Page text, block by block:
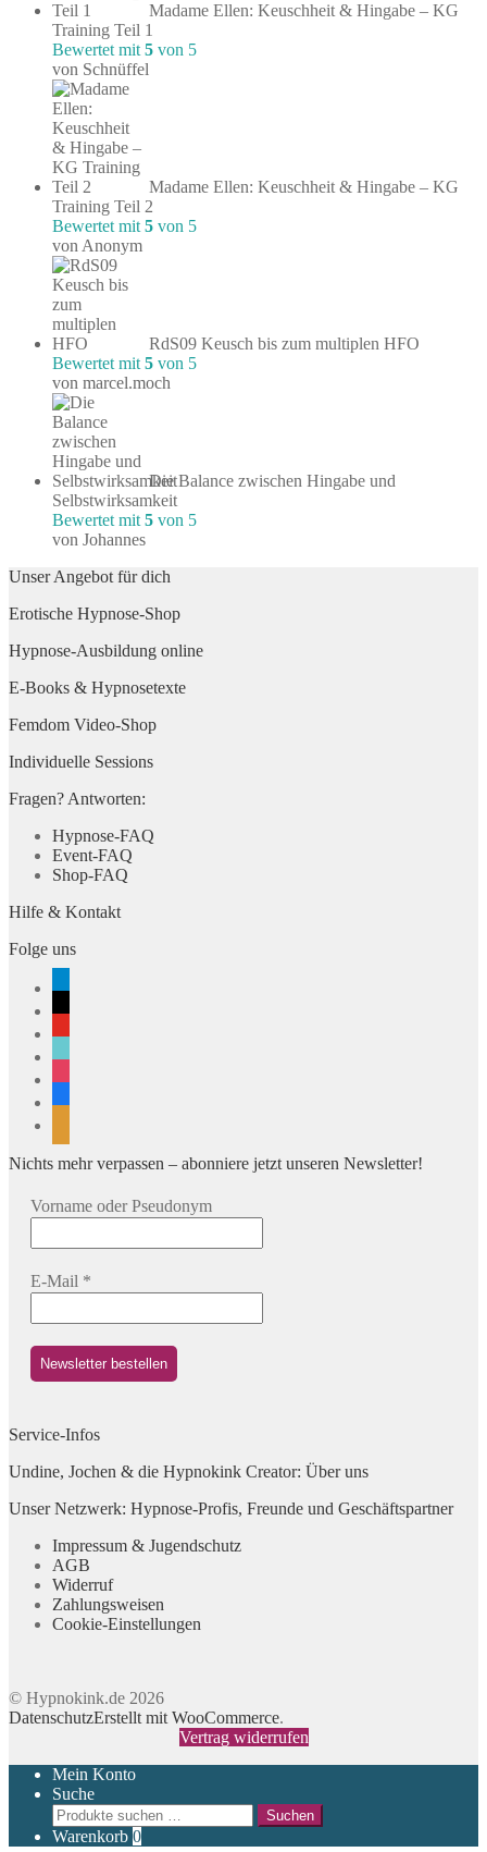
Madame Ellen: Keuschheit & Hingabe – KG
Training Teil 1
Bewertet mit5 von 5
von Schnüffel
Madame Ellen: Keuschheit & Hingabe – KG
Training Teil 2
Bewertet mit5 von 5
von Anonym
RdS09 Keusch bis zum multiplen HFO
Bewertet mit5 von 5
von marcel.moch
Die Balance zwischen Hingabe und
Selbstwirksamkeit
Bewertet mit5 von 5
von Johannes
Unser Angebot für dich
Erotische Hypnose-Shop
Hypnose-Ausbildung online
E-Books & Hypnosetexte
Femdom Video-Shop
Individuelle Sessions
Fragen? Antworten:
Hypnose-FAQ
Event-FAQ
Shop-FAQ
Hilfe & Kontakt
Folge uns
Nichts mehr verpassen – abonniere jetzt unseren Newsletter!
Vorname oder Pseudonym
E-Mail *
Service-Infos
Undine, Jochen & die Hypnokink Creator: Über uns
Unser Netzwerk: Hypnose-Profis, Freunde und Geschäftspartner
Impressum & Jugendschutz
AGB
Widerruf
Zahlungsweisen
Cookie-Einstellungen
© Hypnokink.de 2026
DatenschutzErstellt mit WooCommerce.
Vertrag widerrufen
Mein Konto
Suche
Suchen
nach:
Suchen
Warenkorb 0